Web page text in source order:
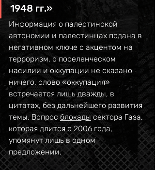
1948 гг.»
Информация о палестинской
автономии и палестинцах подана в
негативном ключе с акцентом на
терроризм, о поселенческом
насилии и оккупации не сказано
ничего, слово «оккупация»
встречается лишь дважды, в
цитатах, без дальнейшего развития
темы. Вопрос блокады сектора Газа,
которая длится с 2006 года,
упомянут лишь в одном
предложении.